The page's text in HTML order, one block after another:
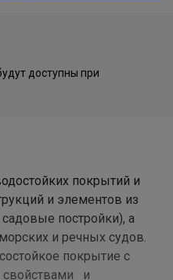
доступны при
покрытий и
и элементов из
постройки), а
и речных судов.
покрытие с
и